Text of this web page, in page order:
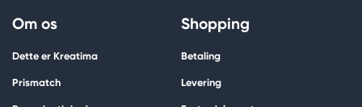
Om os
Dette er Kreatima
Prismatch
Shopping
Betaling
Levering